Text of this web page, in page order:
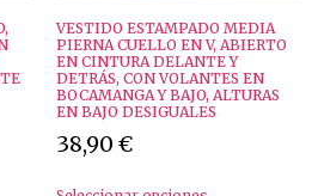
VESTIDO ESTAMPADO MEDIA
PIERNA CUELLO EN V, ABIERTO
EN CINTURA DELANTE Y
DETRÁS, CON VOLANTES EN
BOCAMANGA Y BAJO, ALTURAS
EN BAJO DESIGUALES
38,90 €